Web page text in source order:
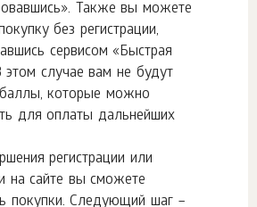
Также вы можете
без регистрации,
сервисом «Быстрая
этом случае вам не будут
которые можно
для оплаты дальнейших
регистрации или
на сайте вы сможете
покупки. Следующий шаг –